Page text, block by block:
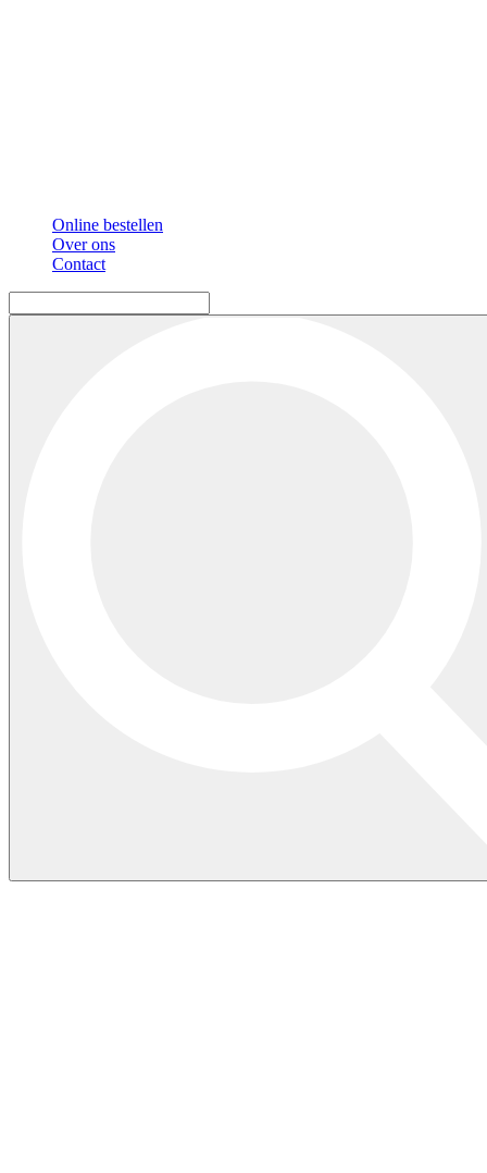
Online bestellen
Over ons
Contact